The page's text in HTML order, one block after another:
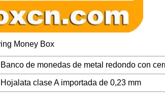
Banco de monedas de metal redondo con
Hojalata clase A importada de 0,23 mm